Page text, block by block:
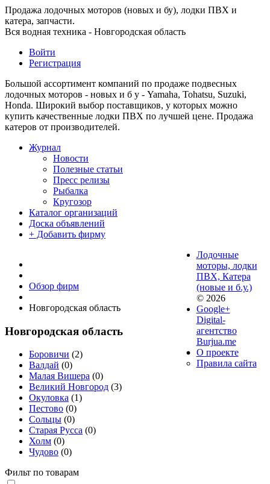
Продажа лодочных моторов (новых и бу), лодки ПВХ и
катера, запчасти.
Вся водная техника - Новгородская область
Войти
Регистрация
Большой ассортимент компаний по продаже подвесных
лодочных моторов - новых и б у - Yamaha, Tohatsu, Suzuki,
Honda. Широкий выбор поставщиков, у которых можно
купить качественные лодки ПВХ по лучшей цене. Продажа
катеров от производителей.
Журнал
Новости
Полезные статьи
Пресс релизы
Рыбалка
Кругозор
Каталог организаций
Доска объявлений
+ Добавить фирму
Обзор фирм
Новгородская область
Новгородская область
Боровичи (2)
Валдай (0)
Малая Вишера (0)
Великий Новгород (3)
Окуловка (1)
Пестово (0)
Сольцы (0)
Старая Русса (0)
Холм (0)
Чудово (0)
Фильт по товарам
Лодочные
моторы, лодки
ПВХ, Катера
(новые и б.у.)
© 2026
Google+
Digital-
агентство
Burjua.me
О проекте
Правила сайта